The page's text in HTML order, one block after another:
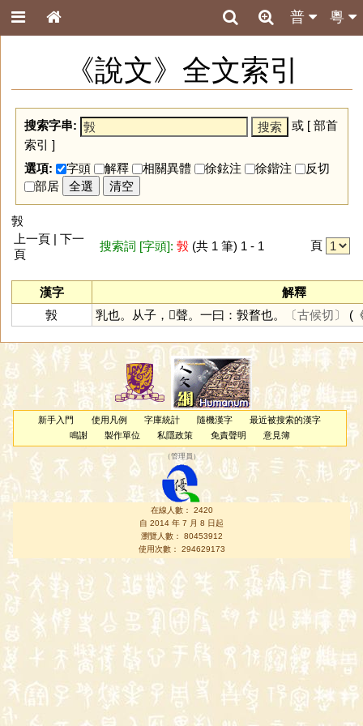
粵
普
《說文》全文索引
搜索字串: 或 [ 部首
索引 ]
選項:
字頭 解釋 相關異體 徐鉉注 徐鍇注
反切
部居
全選 清空
㝅
上一頁 | 下一
頁
搜索詞 [字頭]: 㝅(共 1 筆) 1 - 1 頁
漢字
解釋
㝅
乳也。从子，𣪊聲。一曰：㝅瞀也。 〔古候切〕 (
新手入門 使用凡例 字庫統計 隨機漢字
最近被搜索的漢字
鳴謝
製作單位 私隱政策 免責聲明 意見簿
（管理員 ）
在線人數： 2420
自 2014 年 7 月 8 日起
瀏覽人數： 80453912
使用次數： 294629173